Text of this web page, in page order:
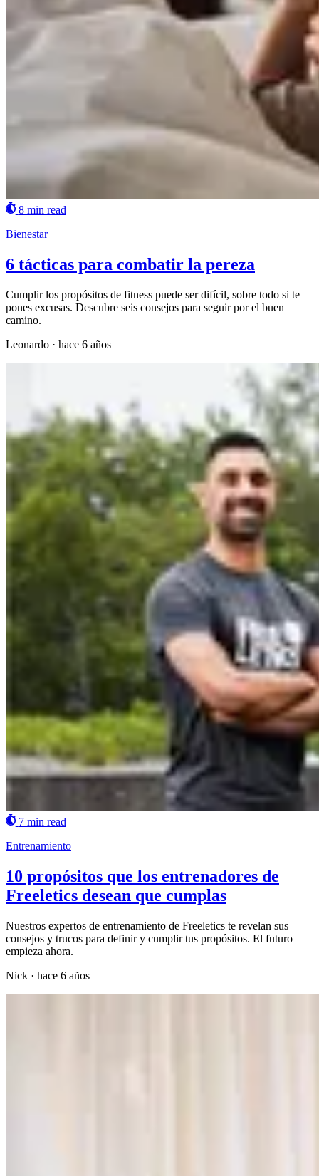
8 min read
Bienestar
6 tácticas para combatir la pereza
Cumplir los propósitos de fitness puede ser difícil, sobre todo si te
pones excusas. Descubre seis consejos para seguir por el buen
camino.
Leonardo · hace 6 años
7 min read
Entrenamiento
10 propósitos que los entrenadores de
Freeletics desean que cumplas
Nuestros expertos de entrenamiento de Freeletics te revelan sus
consejos y trucos para definir y cumplir tus propósitos. El futuro
empieza ahora.
Nick · hace 6 años